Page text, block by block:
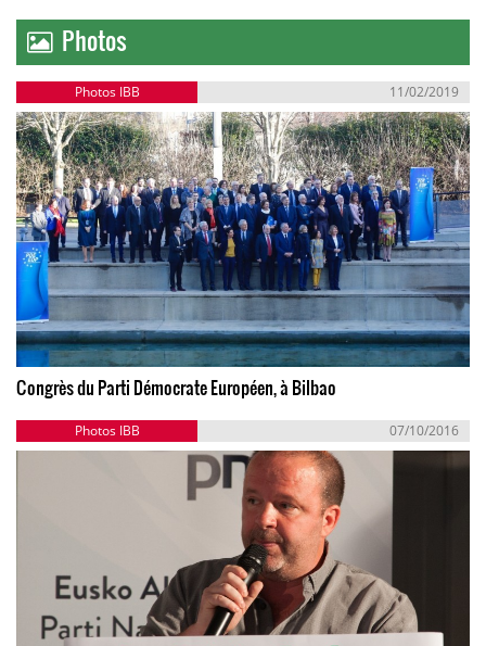
Photos
Photos IBB 11/02/2019
Congrès du Parti Démocrate Européen, à Bilbao
Photos IBB 07/10/2016